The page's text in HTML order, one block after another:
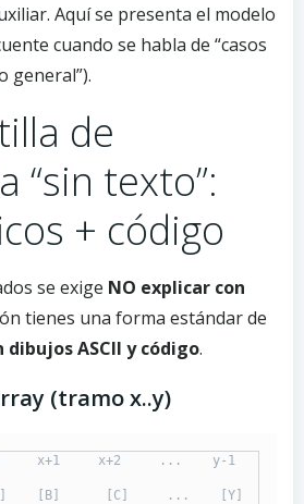
Aquí se presenta el modelo
cuando se habla de “casos
general”).
de
“sin texto”:
+ código
se exige NO explicar con
tienes una forma estándar de
dibujos ASCII y código.
(tramo x..y)
x+1     x+2     ...    y-1
[B]      [C]     ...    [Y]